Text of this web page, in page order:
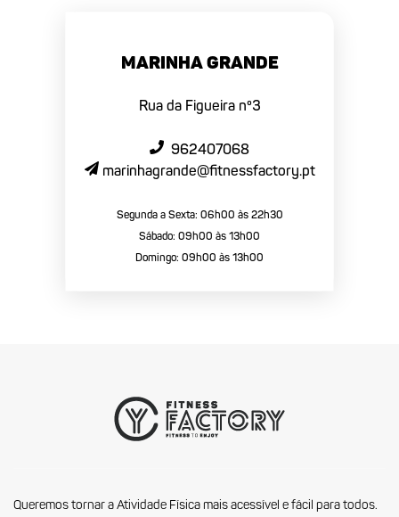
Marinha Grande
Rua da Figueira nº3
962407068
marinhagrande@fitnessfactory.pt
Segunda a Sexta: 06h00 às 22h30
Sábado: 09h00 às 13h00
Domingo: 09h00 às 13h00
Queremos tornar a Atividade Física mais acessível e fácil para todos.